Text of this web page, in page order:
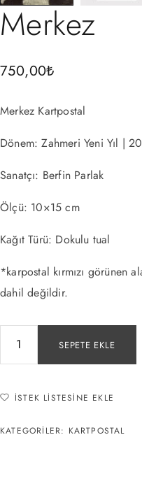
Merkez
750,00₺
Merkez Kartpostal
Dönem: Zahmeri Yeni Yıl |
Sanatçı: Berfin Parlak
Ölçü: 10×15 cm
Kağıt Türü: Dokulu tual
*karpostal kırmızı görünen
dahil değildir.
SEPETE EKLE
İSTEK LISTESINE EKLE
KATEGORILER: KARTPOSTAL